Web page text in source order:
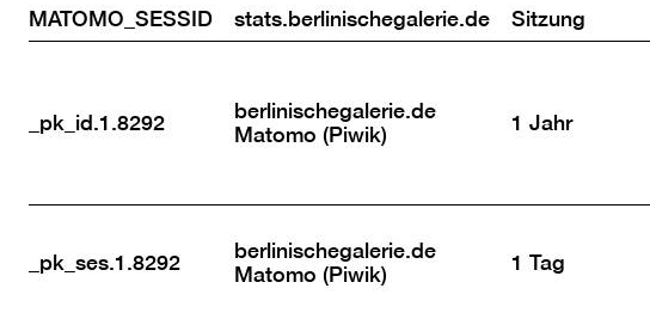
präsentiert die
Ronald de Bloeme, der
Kunstpreis Energie 2007
MATOMO_SESSID stats.berlinischegalerie.de Sitzung
_pk_id.1.8292
berlinischegalerie.de
Matomo (Piwik)
1 Jahr
_pk_ses.1.8292
berlinischegalerie.de
Matomo (Piwik)
1 Tag